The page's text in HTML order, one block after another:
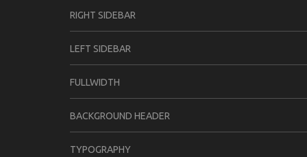
RIGHT SIDEBAR
LEFT SIDEBAR
FULLWIDTH
BACKGROUND HEADER
TYPOGRAPHY